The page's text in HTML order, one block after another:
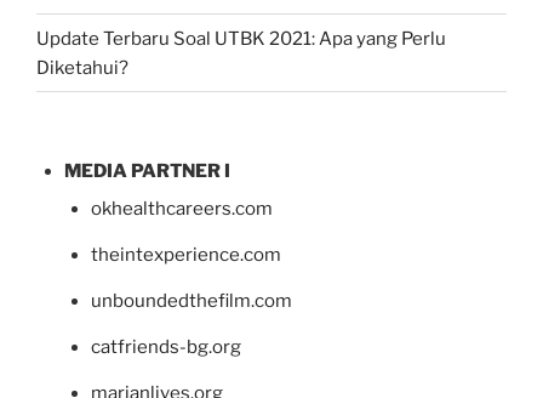
Update Terbaru Soal UTBK 2021: Apa yang Perlu
Diketahui?
MEDIA PARTNER I
okhealthcareers.com
theintexperience.com
unboundedthefilm.com
catfriends-bg.org
marianlives.org